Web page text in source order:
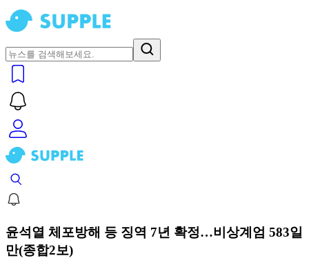
윤석열 체포방해 등 징역 7년 확정…비상계엄 583일
만(종합2보)